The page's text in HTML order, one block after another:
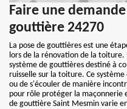
Faire une
gouttière 24270
La pose de gouttières est une
lors de la rénovation de la toiture.
système de gouttières destiné à
ruisselle sur la toiture. Ce
ou de s'écouler de manière
pour rôle protéger la maçonnerie
de gouttière Saint Mesmin varie